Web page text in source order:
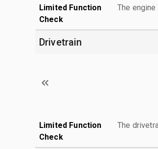
Limited Function
Check
The engine
Drivetrain
Limited Function
Check
The